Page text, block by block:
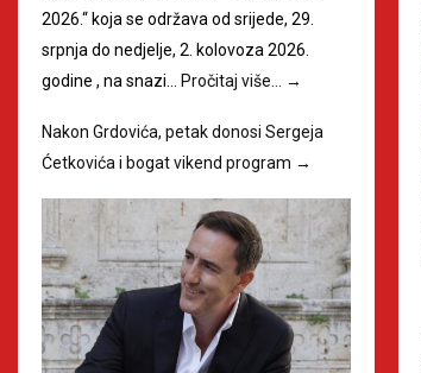
2026.“ koja se održava od srijede, 29.
srpnja do nedjelje, 2. kolovoza 2026.
godine , na snazi…
Pročitaj više… →
Nakon Grdovića, petak donosi Sergeja
Ćetkovića i bogat vikend program →